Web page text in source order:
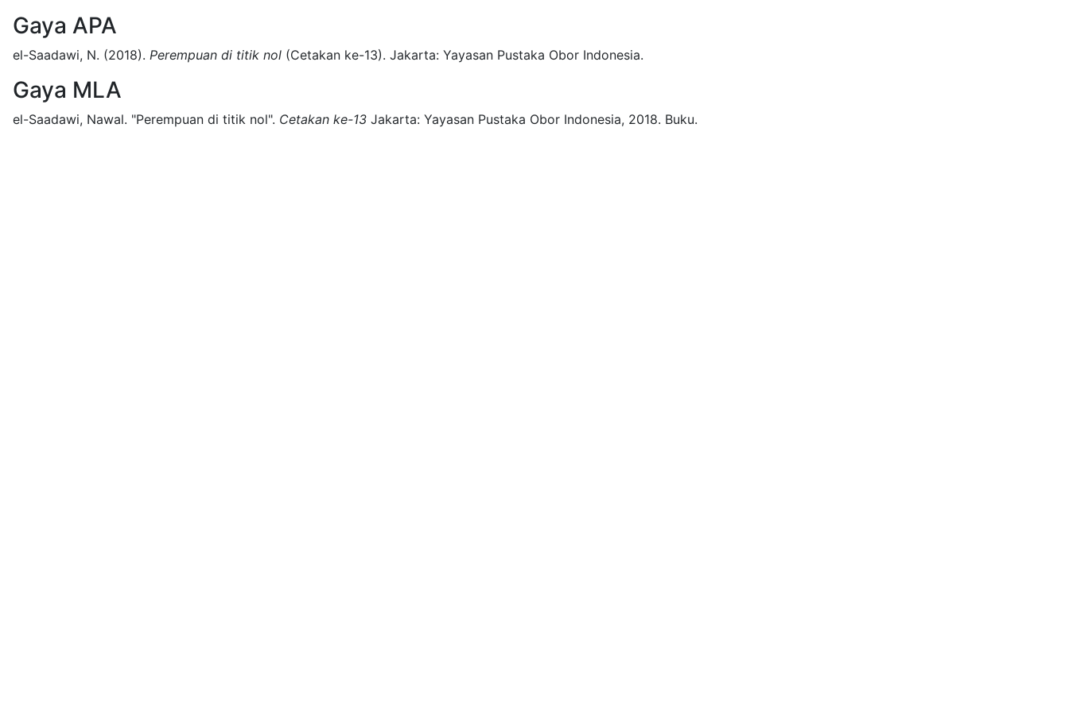
Gaya APA
el-Saadawi, N. (2018). Perempuan di titik nol (Cetakan ke-13). Jakarta: Yayasan Pustaka Obor Indonesia.
Gaya MLA
el-Saadawi, Nawal. "Perempuan di titik nol". Cetakan ke-13 Jakarta: Yayasan Pustaka Obor Indonesia, 2018. Buku.